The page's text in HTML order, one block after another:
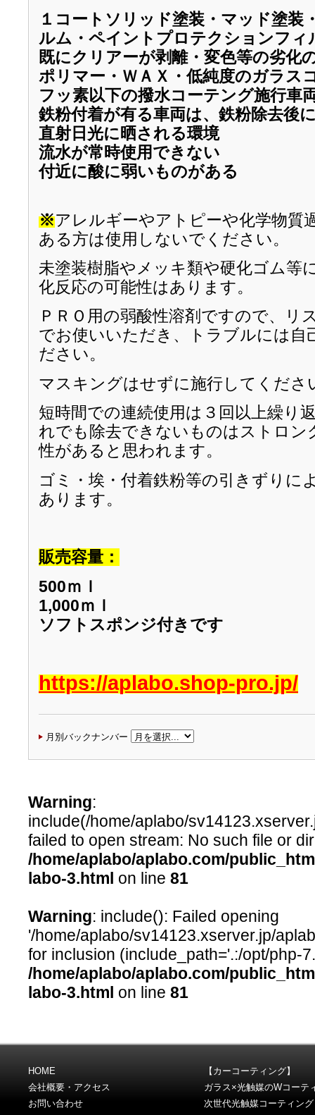
１コートソリッド塗装・マッド塗装
ルム・ペイントプロテクションフィ
既にクリアーが剥離・変色等の劣化
ポリマー・ＷＡＸ・低純度のガラス
フッ素以下の撥水コーテング施行車
鉄粉付着が有る車両は、鉄粉除去後
直射日光に晒される環境
流水が常時使用できない
付近に酸に弱いものがある
※アレルギーやアトピーや化学物質
ある方は使用しないでください。
未塗装樹脂やメッキ類や硬化ゴム等
化反応の可能性はあります。
ＰＲＯ用の弱酸性溶剤ですので、リ
でお使いいただき、トラブルには自
ださい。
マスキングはせずに施行してくださ
短時間での連続使用は３回以上繰り
れでも除去できないものはストロン
性があると思われます。
ゴミ・埃・付着鉄粉等の引きずりに
あります。
販売容量：
500ｍｌ
1,000ｍｌ
ソフトスポンジ付きです
https://aplabo.shop-pro.jp/
月別バックナンバー
Warning:
include(/home/aplabo/
failed to open stream: No such file or
/home/aplabo/aplabo.com/
labo-3.html on line 81
Warning: include(): Failed opening
'/home/aplabo/sv14123.xserver.jp/
for inclusion (include_path='.:/opt/php-
/home/aplabo/aplabo.com/
labo-3.html on line 81
HOME
会社概要・アクセス
お問い合わせ
【カーコーティング】
ガラス×光触媒のWコーテ
次世代光触媒コーティング